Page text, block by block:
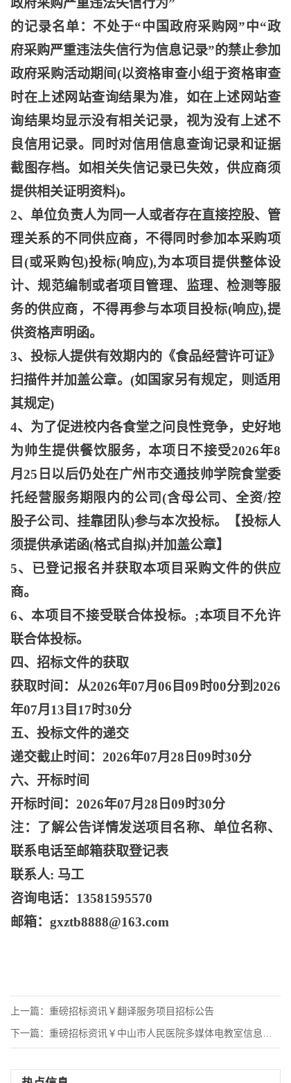
政府采购严重违法失信行为”
的记录名单：不处于“中国政府采购网”中“政
府采购严重违法失信行为信息记录”的禁止参加
政府采购活动期间(以资格审查小组于资格审查
时在上述网站查询结果为准，如在上述网站查
询结果均显示没有相关记录，视为没有上述不
良信用记录。同时对信用信息查询记录和证据
截图存档。如相关失信记录已失效，供应商须
提供相关证明资料)。
2、单位负责人为同一人或者存在直接控股、管
理关系的不同供应商，不得同时参加本采购项
目(或采购包)投标(响应),为本项目提供整体设
计、规范编制或者项目管理、监理、检测等服
务的供应商，不得再参与本项目投标(响应),提
供资格声明函。
3、投标人提供有效期内的《食品经营许可证》
扫描件并加盖公章。(如国家另有规定，则适用
其规定)
4、为了促进校内各食堂之问良性竞争，史好地
为帅生提供餐饮服务，本项日不接受2026年8
月25日以后仍处在广州市交通技帅学院食堂委
托经营服务期限内的公司(含母公司、全资/控
股子公司、挂靠团队)参与本次投标。【投标人
须提供承诺函(格式自拟)并加盖公章】
5、已登记报名并获取本项目采购文件的供应
商。
6、本项目不接受联合体投标。;本项目不允许
联合体投标。
四、招标文件的获取
获取时间：从2026年07月06目09时00分到2026
年07月13目17时30分
五、投标文件的递交
递交截止时间： 2026年07月28日09时30分
六、开标时间
开标时间： 2026年07月28日09时30分
注：了解公告详情发送项目名称、单位名称、
联系电话至邮箱获取登记表
联系人: 马工
咨询电话： 13581595570
邮箱： gxztb8888@163.com
上一篇： 重磅招标资讯￥翻译服务项目招标公告
下一篇： 重磅招标资讯￥中山市人民医院多媒体电教室信息化设备采购项目竞